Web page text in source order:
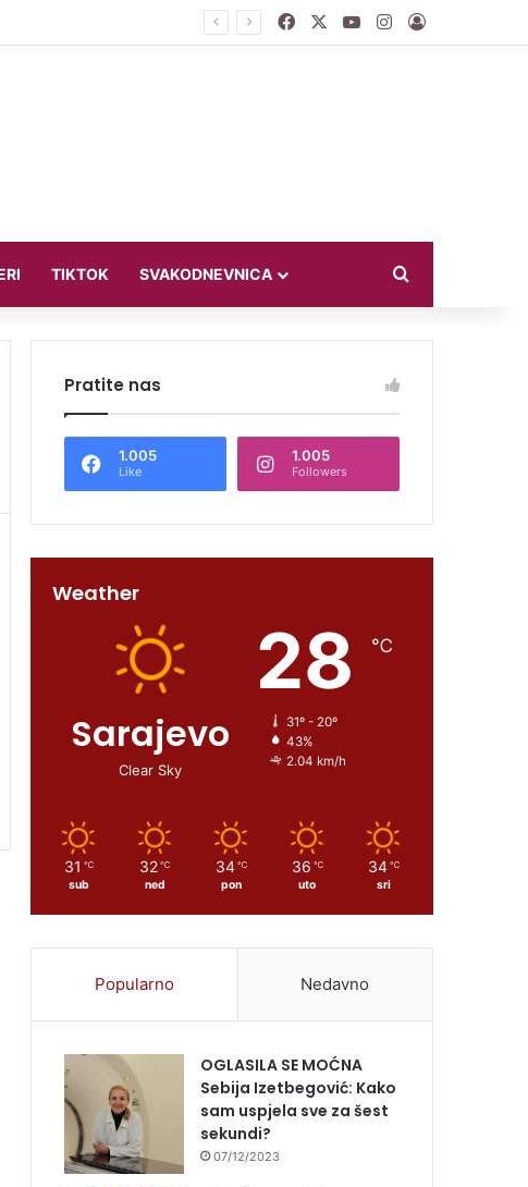
u bikiniju Facebook YouTubeInstagram
TIKTOK SVAKODNEVNICA
Pratite nas
1.005
Like
1.005
Followers
Weather
Sarajevo
Clear Sky
28 ℃
31º - 20º
43%
2.04 km/h
31 ℃
sub
32 ℃
ned
34 ℃
pon
36 ℃
uto
34 ℃
sri
Popularno Nedavno
OGLASILA SE MOĆNA
Sebija Izetbegović: Kako
sam uspjela sve za šest
sekundi?
07/12/2023